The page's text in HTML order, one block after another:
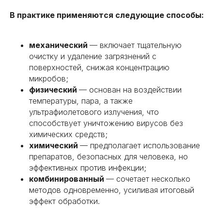
В практике применяются следующие способы:
механический — включает тщательную
очистку и удаление загрязнений с
поверхностей, снижая концентрацию
микробов;
физический — основан на воздействии
температуры, пара, а также
ультрафиолетового излучения, что
способствует уничтожению вирусов без
химических средств;
химический — предполагает использование
препаратов, безопасных для человека, но
эффективных против инфекции;
комбинированный — сочетает несколько
методов одновременно, усиливая итоговый
эффект обработки.
Волхов
Сланцы
Мурино
Кудрово
Петергоф
Тихвин
Росгорсэс
ИП Фирсов Дмитрий Андреевич
Адрес:
г. Сертолово, ул. Центральная, д. 8, корп. 3
Реквизиты: